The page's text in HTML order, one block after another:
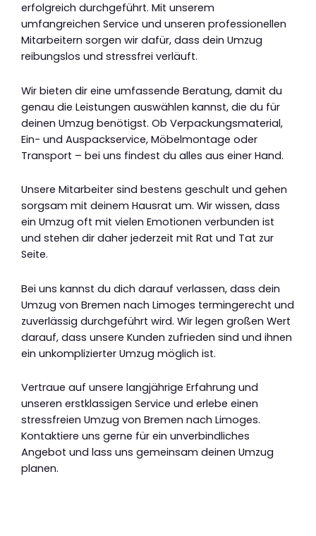
erfolgreich durchgeführt. Mit unserem
umfangreichen Service und unseren professionellen
Mitarbeitern sorgen wir dafür, dass dein Umzug
reibungslos und stressfrei verläuft.
Wir bieten dir eine umfassende Beratung, damit du
genau die Leistungen auswählen kannst, die du für
deinen Umzug benötigst. Ob Verpackungsmaterial,
Ein- und Auspackservice, Möbelmontage oder
Transport – bei uns findest du alles aus einer Hand.
Unsere Mitarbeiter sind bestens geschult und gehen
sorgsam mit deinem Hausrat um. Wir wissen, dass
ein Umzug oft mit vielen Emotionen verbunden ist
und stehen dir daher jederzeit mit Rat und Tat zur
Seite.
Bei uns kannst du dich darauf verlassen, dass dein
Umzug von Bremen nach Limoges termingerecht und
zuverlässig durchgeführt wird. Wir legen großen Wert
darauf, dass unsere Kunden zufrieden sind und ihnen
ein unkomplizierter Umzug möglich ist.
Vertraue auf unsere langjährige Erfahrung und
unseren erstklassigen Service und erlebe einen
stressfreien Umzug von Bremen nach Limoges.
Kontaktiere uns gerne für ein unverbindliches
Angebot und lass uns gemeinsam deinen Umzug
planen.